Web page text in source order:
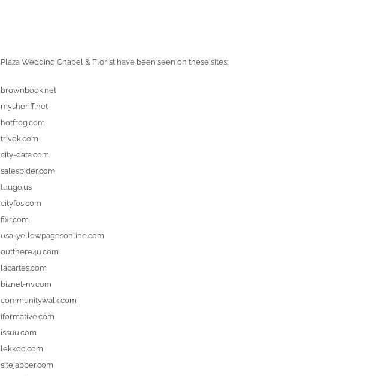
Plaza Wedding Chapel & Florist have been seen on these sites:
brownbook.net
mysheriff.net
hotfrog.com
trivok.com
city-data.com
salespider.com
tuugo.us
cityfos.com
fixr.com
usa-yellowpagesonline.com
outthere4u.com
lacartes.com
biznet-nv.com
communitywalk.com
iformative.com
issuu.com
lekkoo.com
sitejabber.com